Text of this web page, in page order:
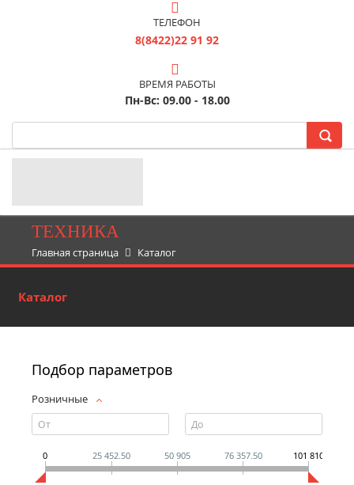
ТЕЛЕФОН
8(8422)22 91 92
ВРЕМЯ РАБОТЫ
Пн-Вс: 09.00 - 18.00
ТЕХНИКА
Главная страница Каталог
Каталог
Подбор параметров
Розничные
0 25 452.50 50 905 76 357.50 101 810